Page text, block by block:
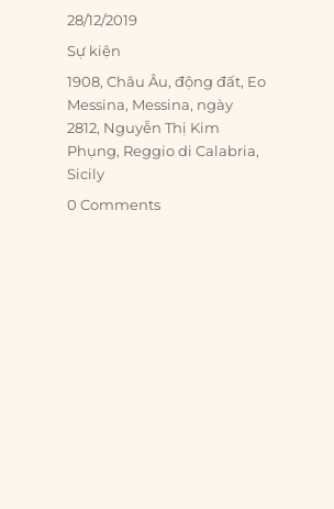
Posted
28/12/2019
Categories
Sự kiện
Tags
1908,Châu Âu,động đất, Eo
Messina, Messina, ngày
2812, Nguyễn Thị Kim
Phụng, Reggio di Calabria,
Sicily
0 Comments